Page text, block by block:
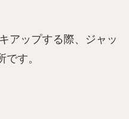
アップする際、ジャッ
す。